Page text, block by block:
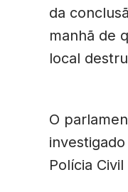
da
manhã de
local
O
Polícia